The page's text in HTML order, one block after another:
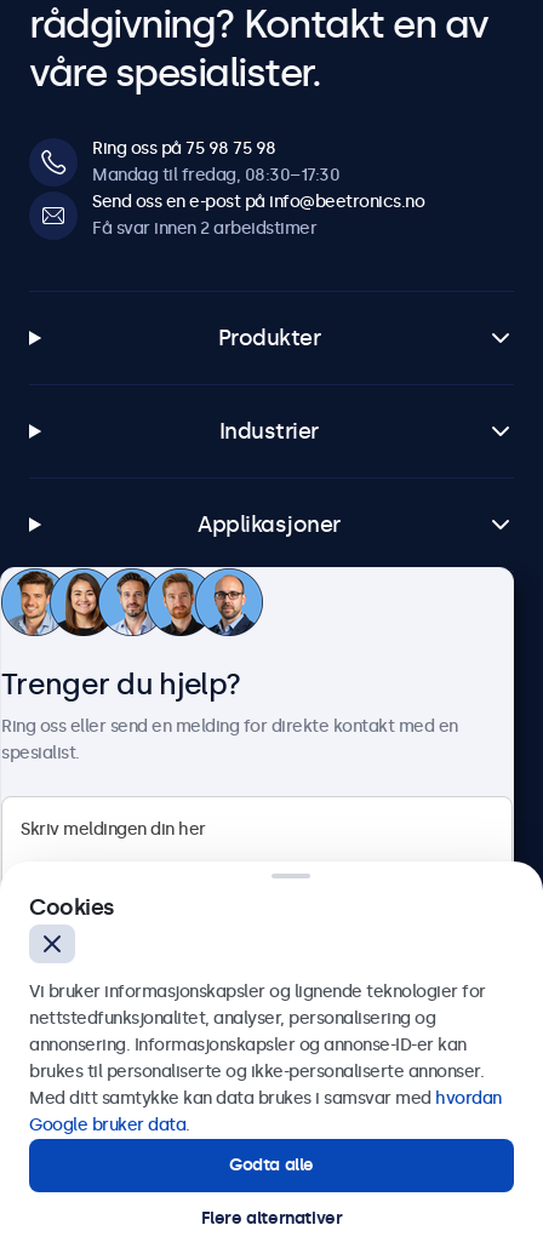
rådgivning? Kontakt en av
våre spesialister.
Ring oss på 75 98 75 98
Mandag til fredag, 08:30–17:30
Send oss en e-post på info@beetronics.no
Få svar innen 2 arbeidstimer
Produkter
Industrier
Applikasjoner
Kundeservice
Norsk
© 2026 Beetronics
Trenger du hjelp?
Ring oss eller send en melding for direkte kontakt med en
spesialist.
Send
Eller ring oss på
Kontakt våre spesialister.
Cookies
Vi bruker informasjonskapsler og lignende teknologier for
nettstedfunksjonalitet, analyser, personalisering og
annonsering. Informasjonskapsler og annonse-ID-er kan
brukes til personaliserte og ikke-personaliserte annonser.
Med ditt samtykke kan data brukes i samsvar med hvordan
Google bruker data.
Godta alle
Flere alternativer